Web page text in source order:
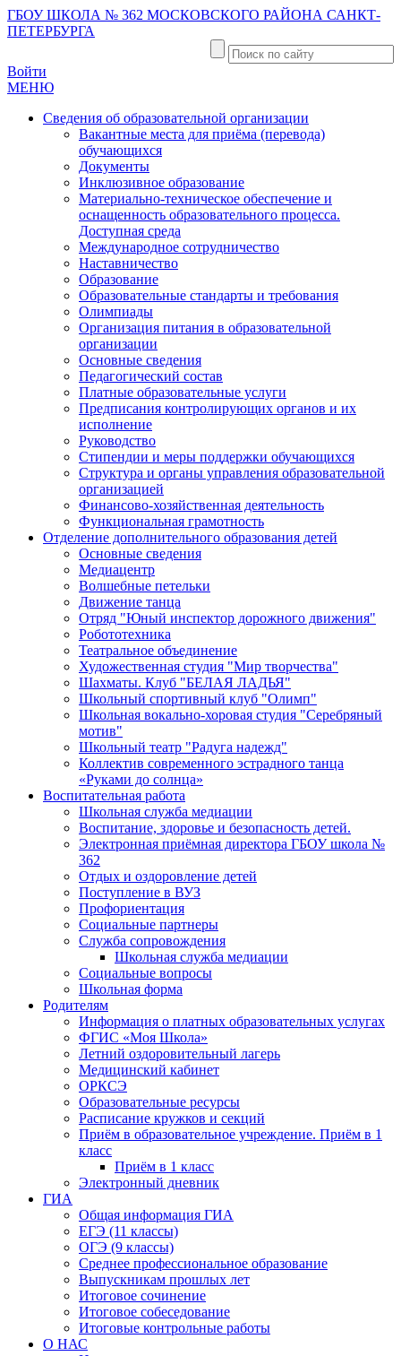
ГБОУ ШКОЛА № 362 МОСКОВСКОГО РАЙОНА САНКТ-
ПЕТЕРБУРГА
Войти
МЕНЮ
Сведения об образовательной организации
Вакантные места для приёма (перевода)
обучающихся
Документы
Инклюзивное образование
Материально-техническое обеспечение и
оснащенность образовательного процесса.
Доступная среда
Международное сотрудничество
Наставничество
Образование
Образовательные стандарты и требования
Олимпиады
Организация питания в образовательной
организации
Основные сведения
Педагогический состав
Платные образовательные услуги
Предписания контролирующих органов и их
исполнение
Руководство
Стипендии и меры поддержки обучающихся
Структура и органы управления образовательной
организацией
Финансово-хозяйственная деятельность
Функциональная грамотность
Отделение дополнительного образования детей
Основные сведения
Медиацентр
Волшебные петельки
Движение танца
Отряд "Юный инспектор дорожного движения"
Робототехника
Театральное объединение
Художественная студия "Мир творчества"
Шахматы. Клуб "БЕЛАЯ ЛАДЬЯ"
Школьный спортивный клуб "Олимп"
Школьная вокально-хоровая студия "Серебряный
мотив"
Школьный театр "Радуга надежд"
Коллектив современного эстрадного танца
«Руками до солнца»
Воспитательная работа
Школьная служба медиации
Воспитание, здоровье и безопасность детей.
Электронная приёмная директора ГБОУ школа №
362
Отдых и оздоровление детей
Поступление в ВУЗ
Профориентация
Социальные партнеры
Служба сопровождения
Школьная служба медиации
Социальные вопросы
Школьная форма
Родителям
Информация о платных образовательных услугах
ФГИС «Моя Школа»
Летний оздоровительный лагерь
Медицинский кабинет
ОРКСЭ
Образовательные ресурсы
Расписание кружков и секций
Приём в образовательное учреждение. Приём в 1
класс
Приём в 1 класс
Электронный дневник
ГИА
Общая информация ГИА
ЕГЭ (11 классы)
ОГЭ (9 классы)
Среднее профессиональное образование
Выпускникам прошлых лет
Итоговое сочинение
Итоговое собеседование
Итоговые контрольные работы
О НАС